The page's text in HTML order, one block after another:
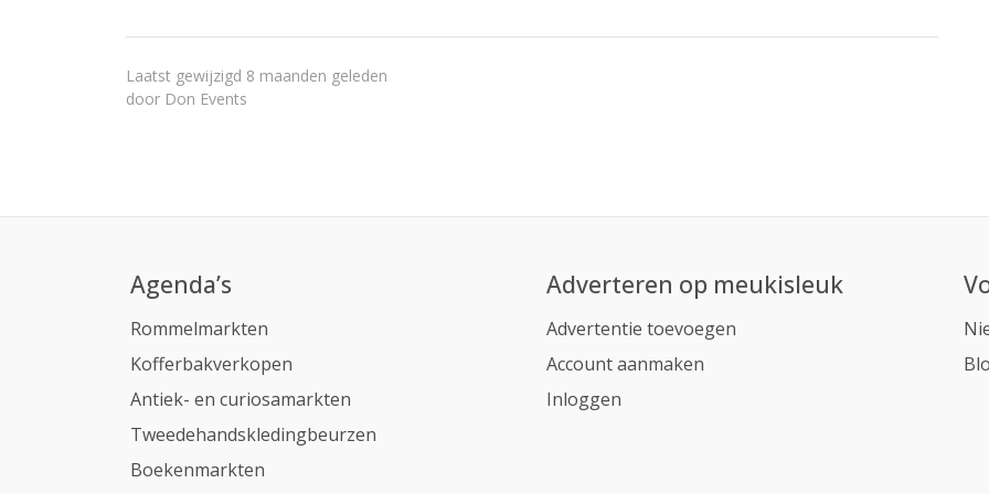
Laatst gewijzigd 8 maanden geleden
door Don Events
Agenda’s
Rommelmarkten
Kofferbakverkopen
Antiek- en curiosamarkten
Tweedehandskledingbeurzen
Boekenmarkten
Adverteren op meukisleuk
Advertentie toevoegen
Account aanmaken
Inloggen